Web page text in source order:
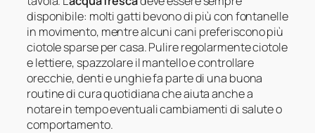
disponibile: molti gatti bevono di più con fontanelle
in movimento, mentre alcuni cani preferiscono più
ciotole sparse per casa. Pulire regolarmente ciotole
e lettiere, spazzolare il mantello e controllare
orecchie, denti e unghie fa parte di una buona
routine di cura quotidiana che aiuta anche a
notare in tempo eventuali cambiamenti di salute o
comportamento.